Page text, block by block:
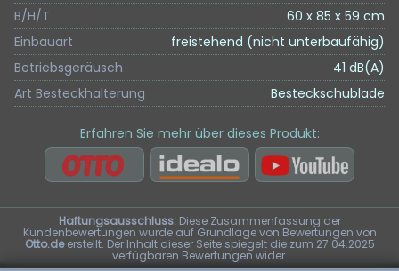
B/H/T
60 x 85 x 59 cm
Einbauart
freistehend (nicht unterbaufähig)
Betriebsgeräusch
41 dB(A)
Art Besteckhalterung
Besteckschublade
Erfahren Sie mehr über dieses Produkt:
Haftungsausschluss:Diese Zusammenfassung der
Kundenbewertungen wurde auf Grundlage von Bewertungen von
Otto.deerstellt. Der Inhalt dieser Seite spiegelt die zum 27.04.2025
verfügbaren Bewertungen wider.